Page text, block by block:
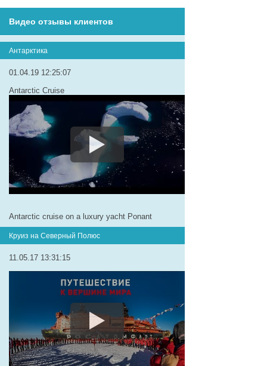
Видео отзывы клиентов
Антарктика
01.04.19 12:25:07
Antarctic Cruise
Antarctic cruise on a luxury yacht Ponant
Круиз на Северный Полюс
11.05.17 13:31:15